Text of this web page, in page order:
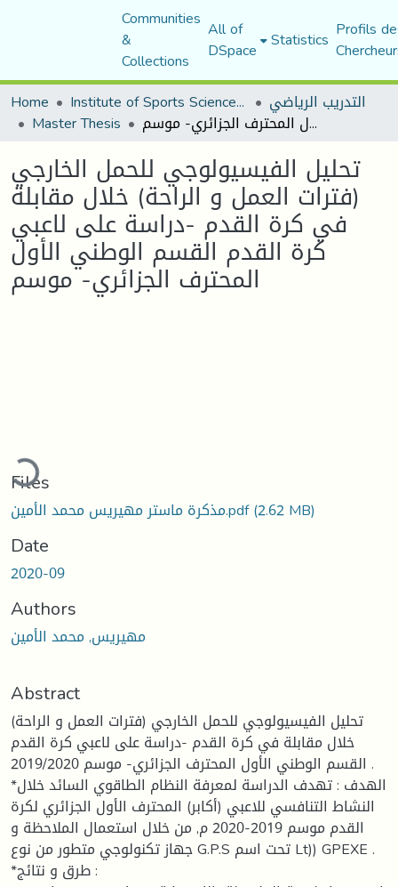
Communities
&
Collections
All of
DSpace Statistics Profils
Home
Institute of Sports Sciences and Techniques التدريب الرياضي
Master Thesis تحليل الفيسيولوجي للحمل الخارجي (فترات العمل و الراحة) خلال مقابلة في كرة القدم -دراسة على لاعبي كرة القدم القسم الوطني الأول المحترف الجزائري- موسم
تحليل الفيسيولوجي للحمل الخارجي
(فترات العمل و الراحة) خلال مقابلة
في كرة القدم -دراسة على لاعبي
كرة القدم القسم الوطني الأول
المحترف الجزائري- موسم
Loading...
Files
مذكرة ماستر مهيريس محمد الأمين.pdf(2.62 MB)
Date
2020-09
Authors
مهيريس, محمد الأمين
Abstract
تحليل الفيسيولوجي للحمل الخارجي (فترات العمل و الراحة)
خلال مقابلة في كرة القدم -دراسة على لاعبي كرة القدم
القسم الوطني الأول المحترف الجزائري- موسم 2019/2020 .
*الهدف : تهدف الدراسة لمعرفة النظام الطاقوي السائد خلال
النشاط التنافسي للاعبي (أكابر) المحترف الأول الجزائري لكرة
القدم موسم 2019-2020 م, من خلال استعمال الملاحظة و
جهاز تكنولوجي متطور من نوع G.P.S تحت اسم Lt)) GPEXE .
*طرق و نتائج :